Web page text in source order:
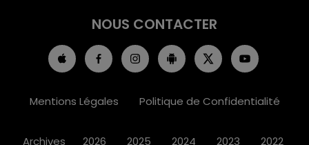
NOUS CONTACTER
Mentions Légales Politique de Confidentialité
Archives 2026 2025 2024 2023 2022